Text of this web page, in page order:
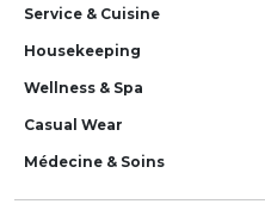
Service & Cuisine
House­keeping
Wellness & Spa
Casual Wear
Médecine & Soins